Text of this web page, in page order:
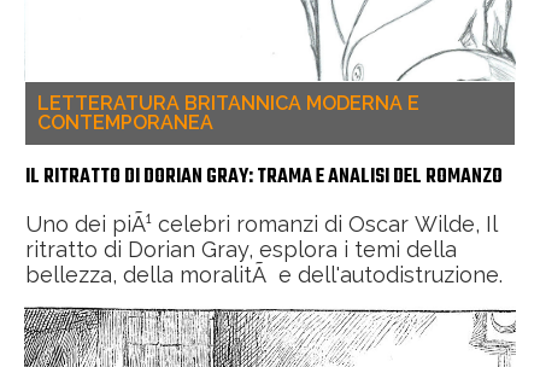
LETTERATURA BRITANNICA MODERNA E
CONTEMPORANEA
IL RITRATTO DI DORIAN GRAY: TRAMA E ANALISI DEL ROMANZO
Uno dei piÃ¹ celebri romanzi di Oscar Wilde, Il
ritratto di Dorian Gray, esplora i temi della
bellezza, della moralitÃ e dell'autodistruzione.